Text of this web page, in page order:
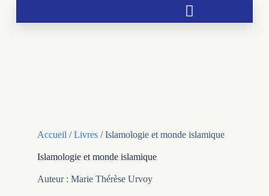
Accueil /Livres/ Islamologie et monde islamique
Islamologie et monde islamique
Auteur : Marie Thérèse Urvoy